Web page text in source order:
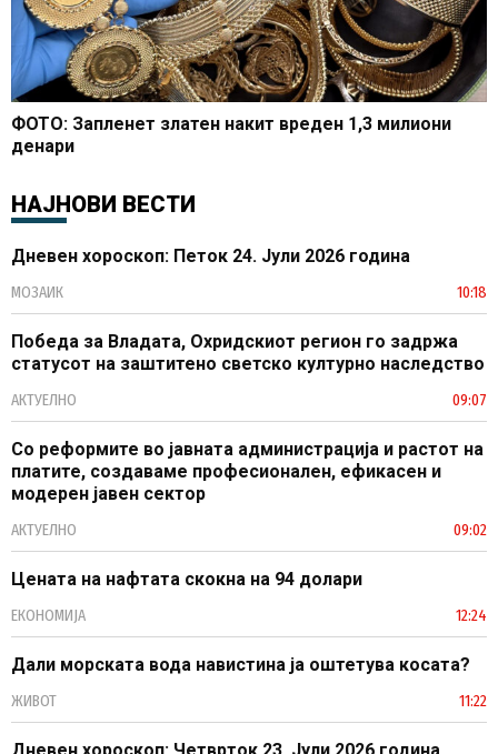
ФОТО: Запленет златен накит вреден 1,3 милиони
денари
НАЈНОВИ ВЕСТИ
Дневен хороскоп: Петок 24. Јули 2026 година
МОЗАИК 10:18
Победа за Владата, Охридскиот регион го задржа
статусот на заштитено светско културно наследство
АКТУЕЛНО 09:07
Со реформите во јавната администрација и растот на
платите, создаваме професионален, ефикасен и
модерен јавен сектор
АКТУЕЛНО 09:02
Цената на нафтата скокна на 94 долари
ЕКОНОМИЈА 12:24
Дали морската вода навистина ја оштетува косата?
ЖИВОТ 11:22
Дневен хороскоп: Четврток 23. Јули 2026 година